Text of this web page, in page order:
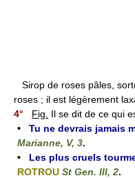
Sirop de roses pâles,
roses ; il est légèrement
4°
Fig.
Il se dit de ce qui
• Tu ne devrais jamais
Marianne, V, 3.
• Les plus cruels
ROTROU St Gen. III, 2.